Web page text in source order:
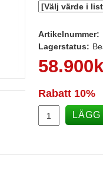
Artikelnummer:
Lagerstatus:
58.900
Rabatt 10%